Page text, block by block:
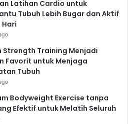
Latihan Cardio untuk
Tubuh Lebih Bugar dan Aktif
Strength Training Menjadi
Favorit untuk Menjaga
Tubuh
Bodyweight Exercise tanpa
Efektif untuk Melatih Seluruh